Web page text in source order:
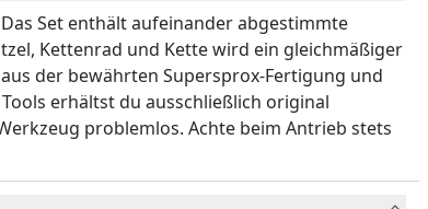
Set enthält aufeinander abgestimmte
Kettenrad und Kette wird ein gleichmäßiger
der bewährten Supersprox-Fertigung und
erhältst du ausschließlich original
problemlos. Achte beim Antrieb stets